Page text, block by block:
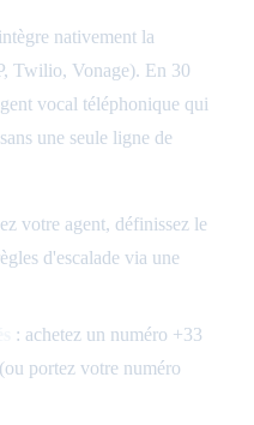
nativement la
Twilio, Vonage). En 30
vocal téléphonique qui
une seule ligne de
votre agent, définissez le
d'escalade via une
: achetez un numéro +33
portez votre numéro